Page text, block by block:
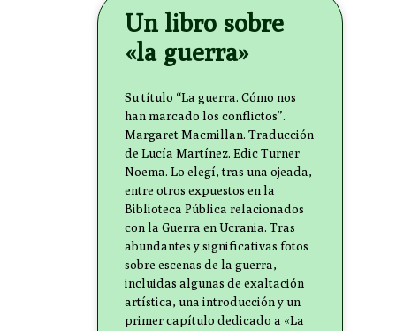
Un libro sobre
«la guerra»
Su título “La guerra. Cómo nos
han marcado los conflictos”.
Margaret Macmillan. Traducción
de Lucía Martínez. Edic Turner
Noema. Lo elegí, tras una ojeada,
entre otros expuestos en la
Biblioteca Pública relacionados
con la Guerra en Ucrania. Tras
abundantes y significativas fotos
sobre escenas de la guerra,
incluidas algunas de exaltación
artística, una introducción y un
primer capítulo dedicado a «La